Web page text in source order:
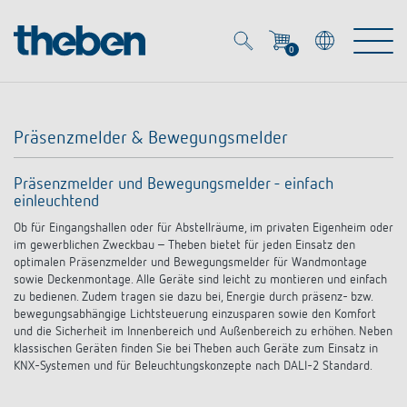
0
Produkte
KNX
Smart Home
DALI
OEM
OEM-Lösungen
Ansprechpartner OEM
OEM-Referenzen
Lösungen
Zeit- und Lichtsteuerung
DALI-2 Lichtsteuerung
Service
Unternehmen
Präsenzmelder & Bewegungsmelder
Präsenzmelder und Bewegungsmelder - einfach
einleuchtend
Ob für Eingangshallen oder für Abstellräume, im privaten Eigenheim oder
im gewerblichen Zweckbau – Theben bietet für jeden Einsatz den
optimalen Präsenzmelder und Bewegungsmelder für Wandmontage
sowie Deckenmontage. Alle Geräte sind leicht zu montieren und einfach
zu bedienen. Zudem tragen sie dazu bei, Energie durch präsenz- bzw.
bewegungsabhängige Lichtsteuerung einzusparen sowie den Komfort
und die Sicherheit im Innenbereich und Außenbereich zu erhöhen. Neben
klassischen Geräten finden Sie bei Theben auch Geräte zum Einsatz in
KNX-Systemen und für Beleuchtungskonzepte nach DALI-2 Standard.